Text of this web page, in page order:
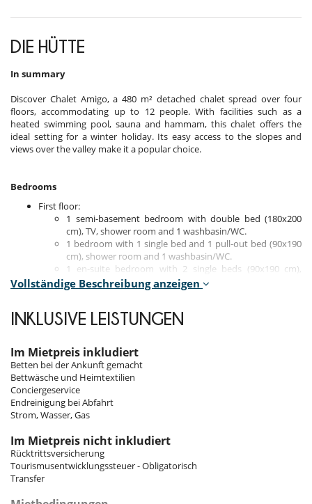
DIE HÜTTE
In summary
Discover Chalet Amigo, a 480 m² detached chalet spread over four
floors, accommodating up to 12 people. With facilities such as a
heated swimming pool, sauna and hammam, this chalet offers the
ideal setting for a winter holiday. Its easy access to the slopes and
views over the valley make it a popular choice.
Bedrooms
First floor:
1 semi-basement bedroom with double bed (180x200
cm), TV, shower room and 1 washbasin/WC.
1 bedroom with 1 single bed and 1 pull-out bed (90x190
cm), shower room and 1 washbasin/WC.
1 en-suite bedroom with 2 single beds (90x190 cm),
bathroom, 2 sinks/WC.
Master bedroom with double bed (160x200 cm), desk,
Floor 3:
1 bedroom with balcony, double bed (160x190 cm),
television, open bathroom with 1 washbasin and
separate WC.
1 bedroom with double bed (160x190 cm), television,
Indoors
enter, the double ski storage area and boot warmer provide
Vollständige Beschreibung anzeigen
INKLUSIVE LEISTUNGEN
Im Mietpreis inkludiert
Betten bei der Ankunft gemacht
Bettwäsche und Heimtextilien
Conciergeservice
Endreinigung bei Abfahrt
Strom, Wasser, Gas
Im Mietpreis nicht inkludiert
Rücktrittsversicherung
Tourismusentwicklungssteuer - Obligatorisch
Transfer